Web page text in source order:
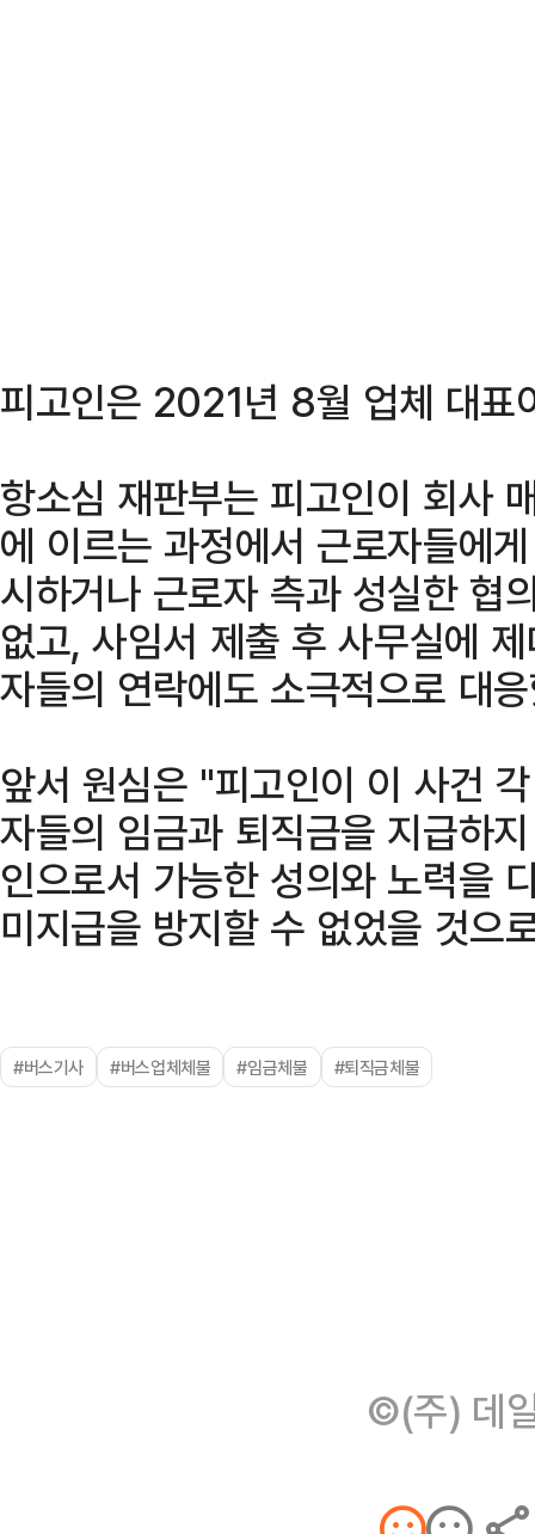
피고인은 2021년 8월 업체 대표
항소심 재판부는 피고인이 회사
에 이르는 과정에서 근로자들에
시하거나 근로자 측과 성실한 협
없고, 사임서 제출 후 사무실에
자들의 연락에도 소극적으로 대
앞서 원심은 "피고인이 이 사건
자들의 임금과 퇴직금을 지급하
인으로서 가능한 성의와 노력을
미지급을 방지할 수 없었을 것으
#버스기사 #버스업체체불 #임금체불 #퇴직금체불
©(주) 데